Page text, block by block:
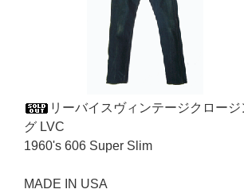
リーバイスヴィンテージクロージ
グ LVC
1960's 606 Super Slim
MADE IN USA